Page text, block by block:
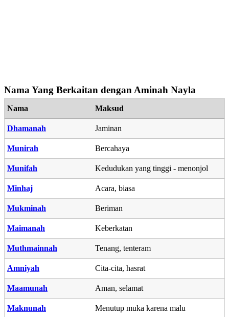
Nama Yang Berkaitan dengan Aminah Nayla
Nama Maksud
Dhamanah Jaminan
Munirah Bercahaya
Munifah Kedudukan yang tinggi - menonjol
Minhaj Acara, biasa
Mukminah Beriman
Maimanah Keberkatan
Muthmainnah Tenang, tenteram
Amniyah Cita-cita, hasrat
Maamunah Aman, selamat
Maknunah Menutup muka karena malu